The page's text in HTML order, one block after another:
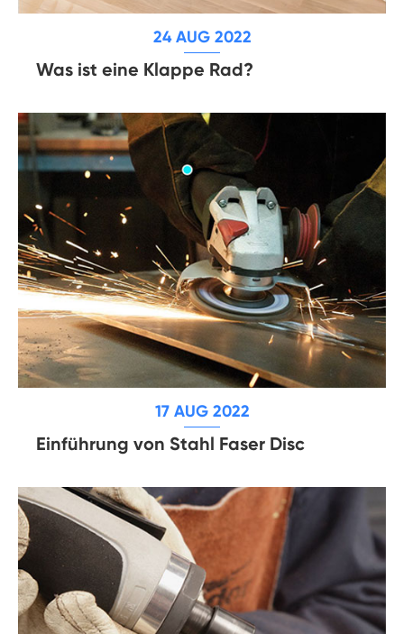
24 AUG 2022
Was ist eine Klappe Rad?
17 AUG 2022
Einführung von Stahl Faser Disc